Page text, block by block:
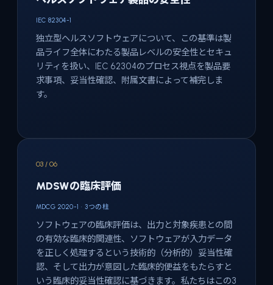
IEC 82304-1
独立型ヘルスソフトウェアについて、この基準は製
品ライフ全体にわたる製品レベルの安全性とセキュ
リティを扱い、IEC 62304のプロセス視点を製品要
求事項、妥当性確認、附属文書によって補完しま
す。
03 / 06
MDSWの臨床評価
MDCG 2020-1 · 3つの柱
ソフトウェアの臨床評価は、出力と対象疾患との間
の有効な臨床的関連性、ソフトウェアが入力データ
を正しく処理するという技術的（分析的）妥当性確
認、そして出力が意図した臨床的便益をもたらすと
いう臨床的妥当性確認に基づきます。私たちはこの3